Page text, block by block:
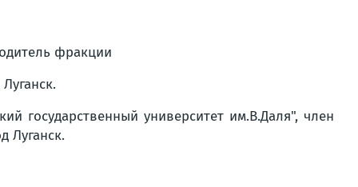
фракции
государственный университет им.В.Даля", член
Луганск.